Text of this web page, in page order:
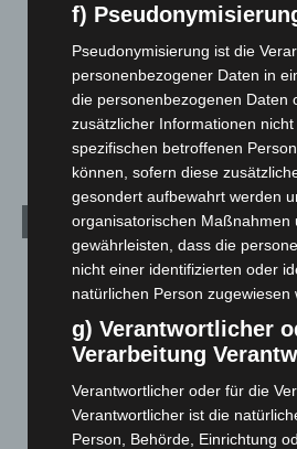
Gasleitung bei McDonald’s-Umbau in
5. August 2026
Anklage nach Abschaltung von
3. August 2026
Kategorien
Blaulicht
Corona-News
Hannover und Region
Langenhagen und Ortsteile
Leserbriefe
Menschen
f)
Pseudonymisierung ist die
personenbezogener Daten in
die personenbezogenen Daten
zusätzlicher Informationen
spezifischen betroffenen
können, sofern diese
gesondert aufbewahrt werden
organisatorischen Maßnahmen
gewährleisten, dass die
nicht einer identifizierten oder
natürlichen Person zugewiesen
g) Verantwortlicher
Verarbeitung
Verantwortlicher oder für die
Verantwortlicher ist die
Person, Behörde, Einrichtung